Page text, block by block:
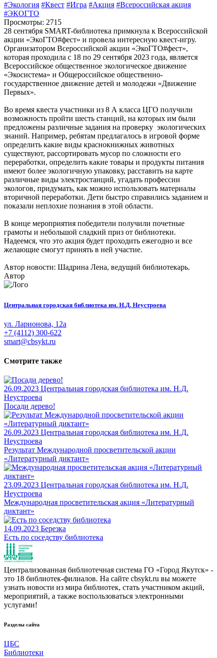
#Экология #Квест #Игра #Акция #Всероссийская акция
#ЭКОГТО
Просмотры: 2715
28 сентября SMART-библиотека примкнула к Всероссийской
акции «ЭкоГТО#фест» и провела интересную квест-игру.
Организатором Всероссийской акции «ЭкоГТО#фест»,
которая проходила с 18 по 29 сентября 2023 года, является
Всероссийское общественное экологическое движение
«Экосистема» и Общероссийское общественно-
государственное движение детей и молодежи «Движение
Первых».
Во время квеста участники из 8 А класса ЦГО получили
возможность пройти шесть станций, на которых им были
предложены различные задания на проверку экологических
знаний. Например, ребятам предлагалось в игровой форме
определить какие виды краснокнижных животных
существуют, рассортировать мусор по сложности его
переработки, определить какие товары и продукты питания
имеют более экологичную упаковку, расставить на карте
различные виды электростанций, угадать профессии
экологов, придумать, как можно использовать материалы
вторичной переработки. Дети быстро справились заданием и
показали неплохие познания в этой области.
В конце мероприятия победители получили почетные
грамоты и небольшой сладкий приз от библиотеки.
Надеемся, что это акция будет проходить ежегодно и все
желающие смогут принять в ней участие.
Автор новости: Шадрина Лена, ведущий библиотекарь.
Автор
Центральная городская библиотека им. Н.Д. Неустроева
ул. Ларионова, 12а
+7 (4112) 300-622
smart@cbsykt.ru
Смотрите также
26.09.2023 Центральная городская библиотека им. Н.Д.
Неустроева
Посади дерево!
26.09.2023 Центральная городская библиотека им. Н.Д.
Неустроева
Результат Международной просветительской акции
«Литературный диктант»
23.09.2023 Центральная городская библиотека им. Н.Д.
Неустроева
Международная просветительская акция «Литературный
диктант»
14.09.2023 Березка
Есть по соседству библиотека
Централизованная библиотечная система ГО «Город Якутск» -
это 18 библиотек-филиалов. На сайте cbsykt.ru вы можете
узнать новости из мира библиотек, стать участником акций,
мероприятий, а также воспользоваться электронными
услугами!
Разделы сайта
ЦБС
Библиотеки